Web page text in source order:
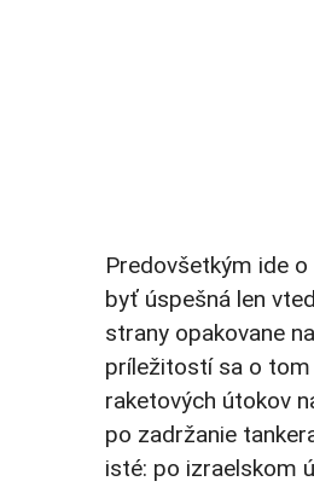
Predovšetkým ide
byť úspešná len
strany opakovane
príležitostí sa o tom
raketových útokov
po zadržanie
isté: po izraelskom